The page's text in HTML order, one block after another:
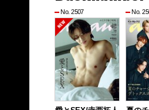
No. 2507 No.